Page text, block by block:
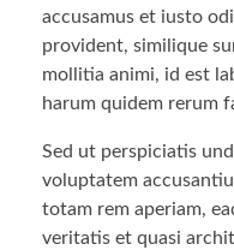
accusamus et iusto
provident, similique
mollitia animi, id est
harum quidem rerum
Sed ut perspiciatis
voluptatem
totam rem aperiam,
veritatis et quasi